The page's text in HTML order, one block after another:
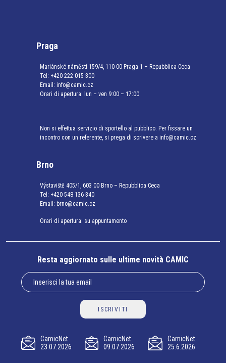
Praga
Mariánské náměstí 159/4, 110 00 Praga 1 – Repubblica Ceca
Tel: +420 222 015 300
Email: info@camic.cz
Orari di apertura: lun – ven 9:00 – 17:00
Non si effettua servizio di sportello al pubblico. Per fissare un
incontro con un referente, si prega di scrivere a info@camic.cz
Brno
Výstaviště 405/1, 603 00 Brno – Repubblica Ceca
Tel: +420 548 136 340
Email: brno@camic.cz
Orari di apertura: su appuntamento
Resta aggiornato sulle ultime novità CAMIC
ISCRIVITI
CamicNet
23.07.2026
CamicNet
09.07.2026
CamicNet
25.6.2026